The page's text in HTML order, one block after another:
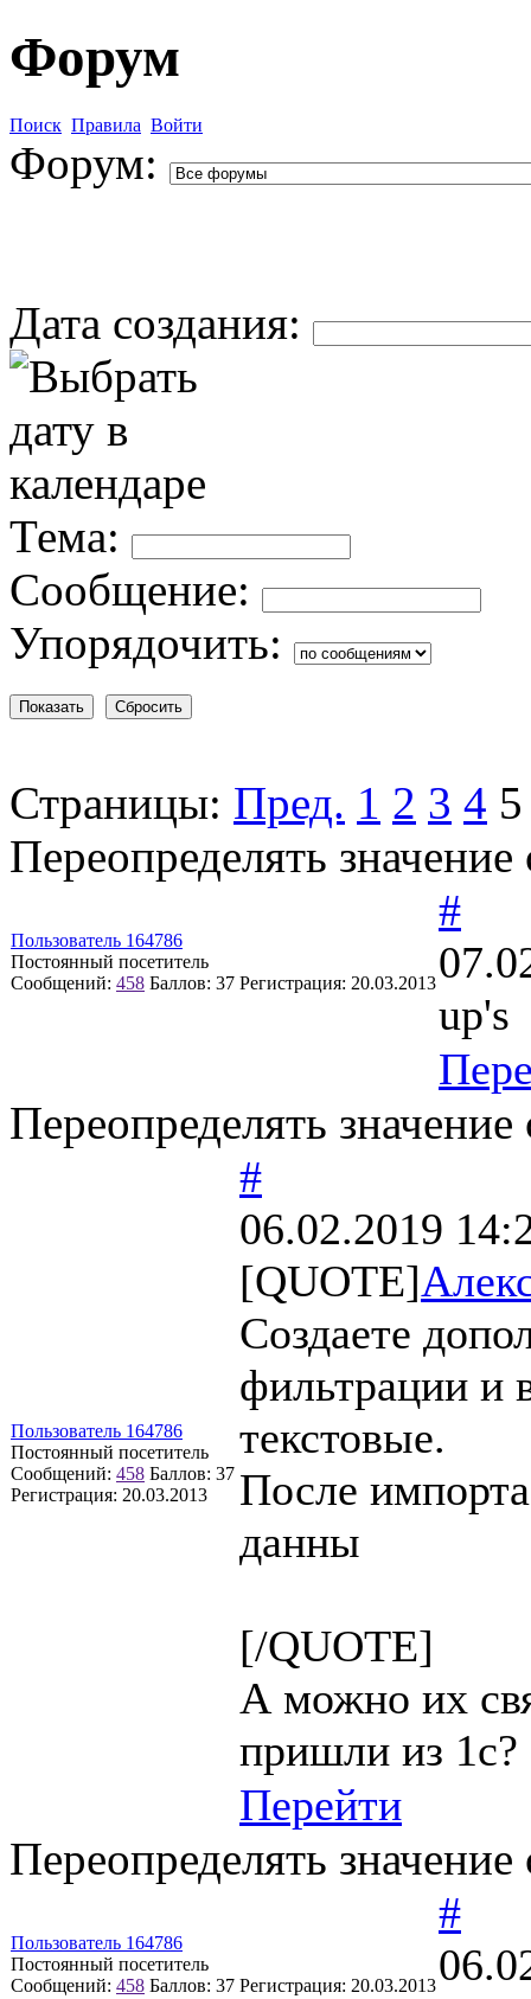
Форум
Поиск Правила Войти
Форум:
Дата создания:
Тема:
Сообщение:
Упорядочить:
Страницы: Пред. 1 2 3 4 5
Переопределять
Пользователь 164786
Постоянный посетитель
Сообщений: 458 Баллов: 37 Регистрация: 20.03.2013
#
up's
Переопределять
Пользователь 164786
Постоянный посетитель
Сообщений: 458 Баллов: 37
Регистрация: 20.03.2013
#
06.02.2019
[QUOTE]
Создаете
фильтрации и
текстовые.
После
данны
[/QUOTE]
А можно их
пришли из 1с?
Перейти
Переопределять
Пользователь 164786
Постоянный посетитель
Сообщений: 458 Баллов: 37 Регистрация: 20.03.2013
#